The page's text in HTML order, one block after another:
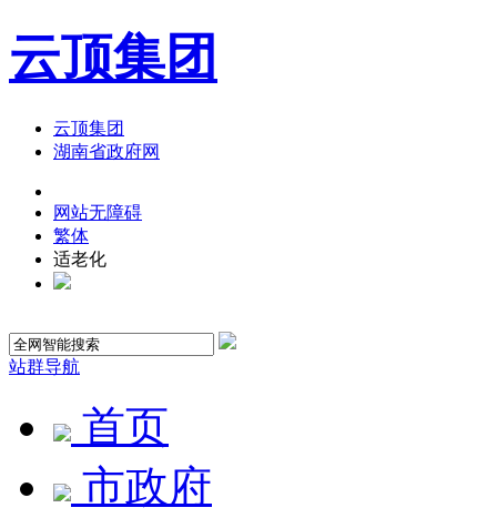
云顶集团
云顶集团
湖南省政府网
网站无障碍
繁体
适老化
站群导航
首页
市政府